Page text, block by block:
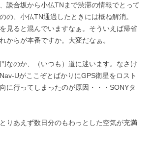
談合坂から小仏TNまで渋滞の情報でとって
の、小仏TN通過したときには概ね解消。
見ると混んでいますなぁ。そういえば帰省
からが本番ですか。大変だなぁ。
なのか、（いつも）道に迷います。なさけ
UがここぞとばかりにGPS衛星をロスト
に行ってしまったのが原因・・・SONYタ
りあえず数日分のもわっとした空気が充満